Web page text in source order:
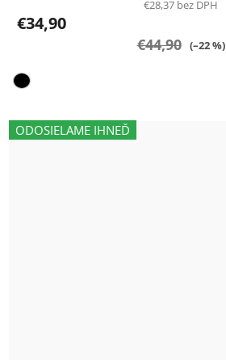
€28,37 bez DPH
€34,90
€44,90 (–22 %)
ODOSIELAME IHNEĎ